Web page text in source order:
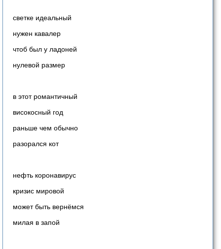
светке идеальный
нужен кавалер
чтоб был у ладоней
нулевой размер
в этот романтичный
високосный год
раньше чем обычно
разорался кот
нефть коронавирус
кризис мировой
может быть вернёмся
милая в запой